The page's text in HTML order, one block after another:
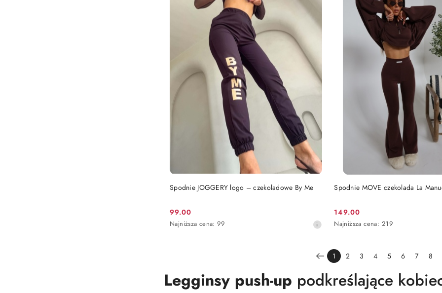
Spodnie JOGGERY logo – czekoladowe By Me
Cena
promocyjna:
99.00
Najniższa
obniżką
Najniższa cena: 99
DO KOSZYKA Spodnie MOVE czekolada La
Cena
promocyjna:
149.00
Najniższa
30
dni
obniżką
Najniższa cena: 219
DO KOSZYKA
1 2 3 4 5 6 7 8
Legginsy push-up podkreślające